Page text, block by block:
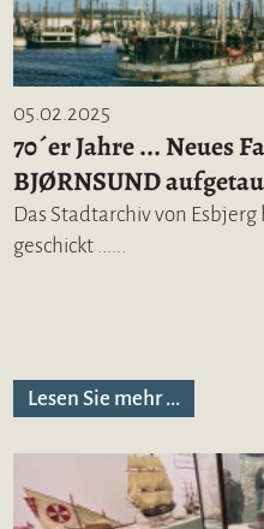
05.02.2025
70´er Jahre ... Neues
BJØRNSUND
Das Stadtarchiv von
geschickt ......
Lesen Sie mehr ...